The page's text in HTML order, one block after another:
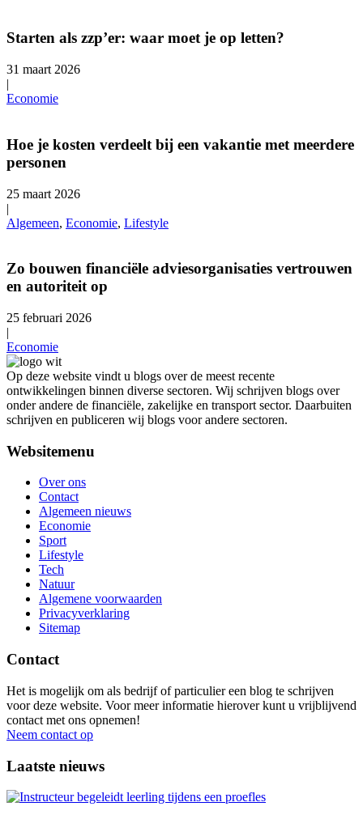
Starten als zzp’er: waar moet je op letten?
31 maart 2026
|
Economie
Hoe je kosten verdeelt bij een vakantie met meerdere
personen
25 maart 2026
|
Algemeen, Economie, Lifestyle
Zo bouwen financiële adviesorganisaties vertrouwen
en autoriteit op
25 februari 2026
|
Economie
Op deze website vindt u blogs over de meest recente
ontwikkelingen binnen diverse sectoren. Wij schrijven blogs over
onder andere de financiële, zakelijke en transport sector. Daarbuiten
schrijven en publiceren wij blogs voor andere sectoren.
Websitemenu
Over ons
Contact
Algemeen nieuws
Economie
Sport
Lifestyle
Tech
Natuur
Algemene voorwaarden
Privacyverklaring
Sitemap
Contact
Het is mogelijk om als bedrijf of particulier een blog te schrijven
voor deze website. Voor meer informatie hierover kunt u vrijblijvend
contact met ons opnemen!
Neem contact op
Laatste nieuws